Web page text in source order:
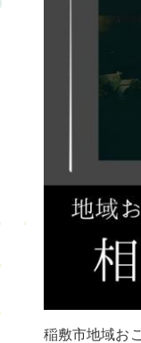
稲敷市地域お